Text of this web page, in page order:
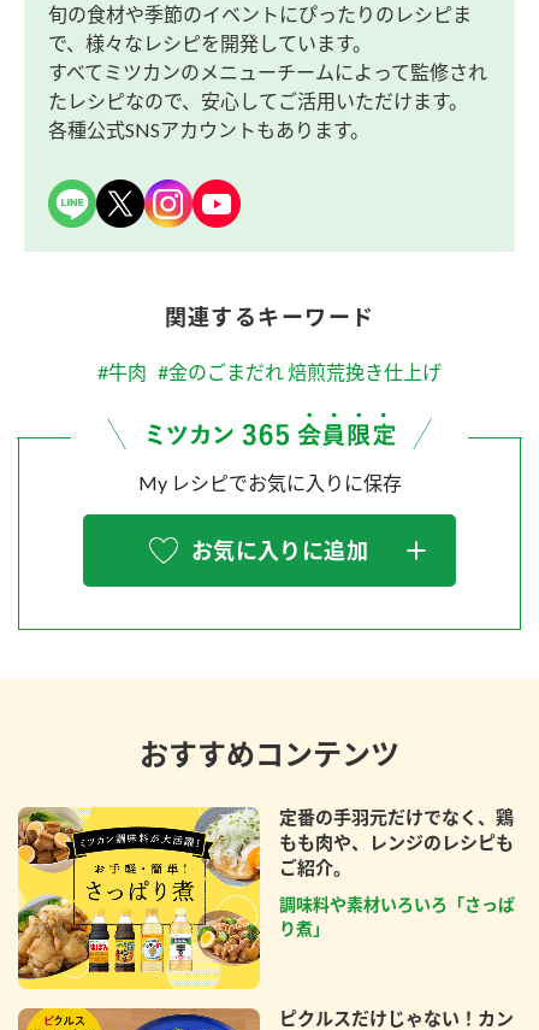
旬の食材や季節のイベントにぴったりのレシピま
で、様々なレシピを開発しています。
すべてミツカンのメニューチームによって監修され
たレシピなので、安心してご活用いただけます。
各種公式SNSアカウントもあります。
関連するキーワード
#牛肉 #金のごまだれ 焙煎荒挽き仕上げ
My レシピでお気に入りに保存
お気に入りに追加
おすすめコンテンツ
定番の手羽元だけでなく、鶏
もも肉や、レンジのレシピも
ご紹介。
調味料や素材いろいろ「さっぱ
り煮」
ピクルスだけじゃない！カン